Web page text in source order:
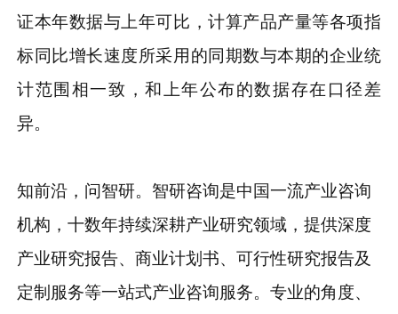
证本年数据与上年可比，计算产品产量等各项指
标同比增长速度所采用的同期数与本期的企业统
计范围相一致，和上年公布的数据存在口径差
异。
知前沿，问智研。智研咨询是中国一流产业咨询
机构，十数年持续深耕产业研究领域，提供深度
产业研究报告、商业计划书、可行性研究报告及
定制服务等一站式产业咨询服务。专业的角度、